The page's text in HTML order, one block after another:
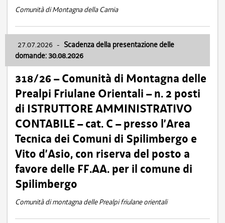
Comunità di Montagna della Carnia
27.07.2026 - Scadenza della presentazione delle
domande: 30.08.2026
318/26 – Comunità di Montagna delle
Prealpi Friulane Orientali – n. 2 posti
di ISTRUTTORE AMMINISTRATIVO
CONTABILE – cat. C – presso l’Area
Tecnica dei Comuni di Spilimbergo e
Vito d’Asio, con riserva del posto a
favore delle FF.AA. per il comune di
Spilimbergo
Comunità di montagna delle Prealpi friulane orientali